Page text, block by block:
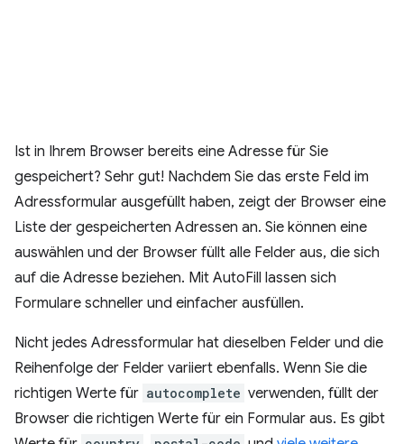
Ist in Ihrem Browser bereits eine Adresse für Sie
gespeichert? Sehr gut! Nachdem Sie das erste Feld im
Adressformular ausgefüllt haben, zeigt der Browser eine
Liste der gespeicherten Adressen an. Sie können eine
auswählen und der Browser füllt alle Felder aus, die sich
auf die Adresse beziehen. Mit AutoFill lassen sich
Formulare schneller und einfacher ausfüllen.
Nicht jedes Adressformular hat dieselben Felder und die
Reihenfolge der Felder variiert ebenfalls. Wenn Sie die
richtigen Werte für autocomplete verwenden, füllt der
Browser die richtigen Werte für ein Formular aus. Es gibt